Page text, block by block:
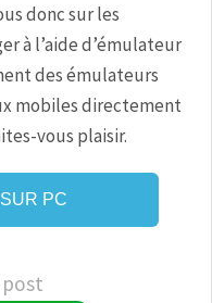
donc sur les
à l’aide d’émulateur
des émulateurs
mobiles directement
vous plaisir.
PC